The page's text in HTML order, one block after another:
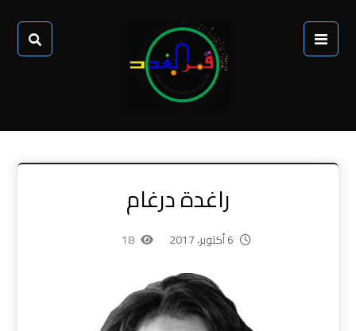
راغدة درغام
6 أكتوبر، 2017 18